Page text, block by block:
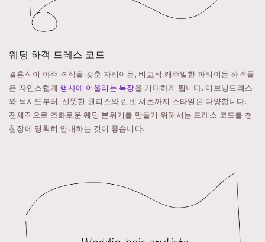
웨딩 하객 드레스 코드
결혼식이 아주 격식을 갖춘 자리이든, 비교적 캐주얼한 파티이든 하객들
은 자연스럽게행사에 어울리는 복장을 기대하게 됩니다. 이브닝드레스
와 턱시도부터, 산뜻한 원피스와 린넨 셔츠까지 스타일은 다양합니다.
전체적으로 조화로운 웨딩 분위기를 만들기 위해서는 드레스 코드를 청
첩장에 명확히 안내하는 것이 좋습니다.